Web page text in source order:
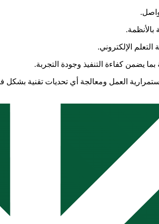
الإلكتروني.
يضمن كفاءة التنفيذ وجودة التجربة.
العمل ومعالجة أي تحديات تقنية بشكل